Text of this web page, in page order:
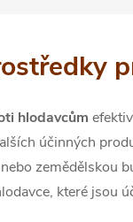
hlodavcům
účinných
zemědělskou
které jsou